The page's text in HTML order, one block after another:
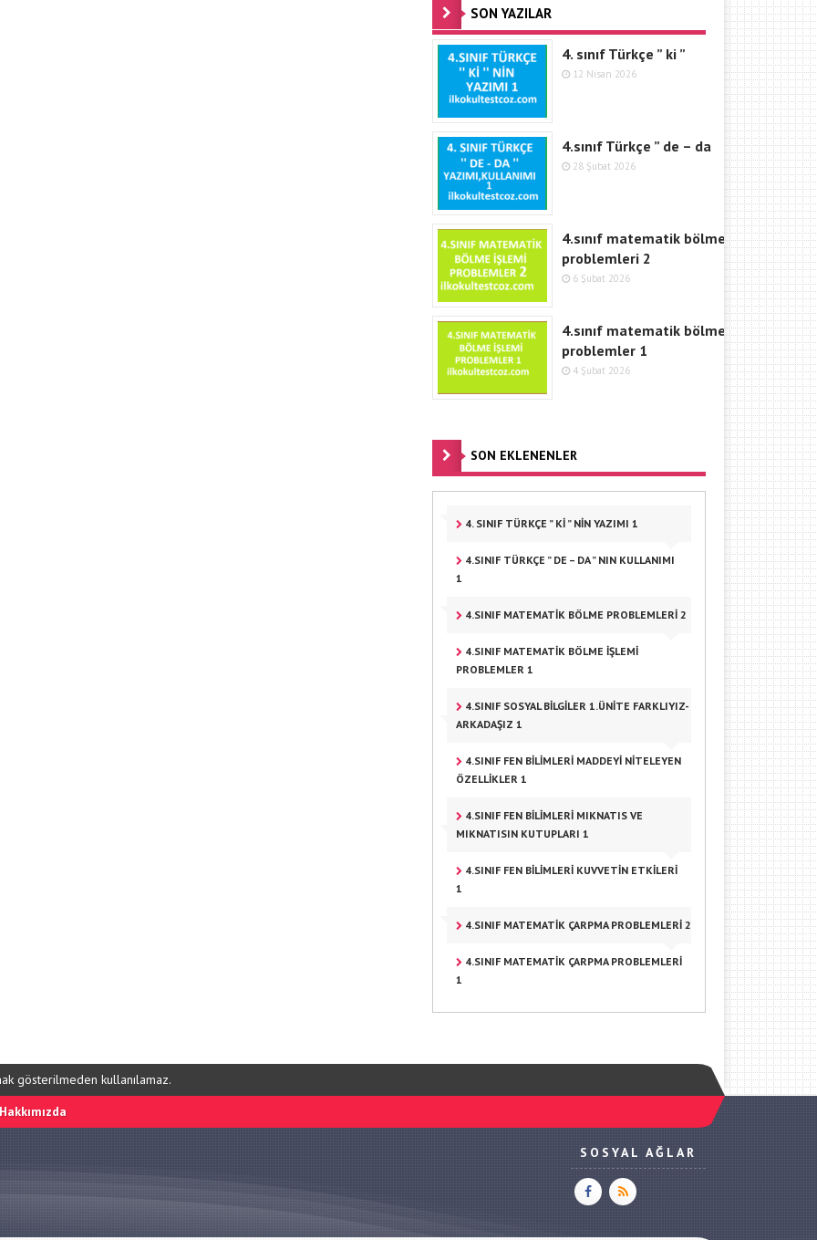
SON YAZILAR
4. sınıf Türkçe ” ki ”
12 Nisan 2026
4.sınıf Türkçe ” de – da
28 Şubat 2026
4.sınıf matematik bölme
problemleri 2
6 Şubat 2026
4.sınıf matematik bölme işlemi
problemler 1
4 Şubat 2026
SON EKLENENLER
4. SINIF TÜRKÇE ” KI ” NIN YAZIMI 1
4.SINIF TÜRKÇE ” DE – DA ” NIN KULLANIMI
1
4.SINIF MATEMATIK BÖLME PROBLEMLERI 2
4.SINIF MATEMATIK BÖLME IŞLEMI
PROBLEMLER 1
4.SINIF SOSYAL BILGILER 1.ÜNITE FARKLIYIZ-
ARKADAŞIZ 1
4.SINIF FEN BILIMLERI MADDEYI NITELEYEN
ÖZELLIKLER 1
4.SINIF FEN BILIMLERI MIKNATIS VE
MIKNATISIN KUTUPLARI 1
4.SINIF FEN BILIMLERI KUVVETIN ETKILERI
1
4.SINIF MATEMATIK ÇARPMA PROBLEMLERI 2
4.SINIF MATEMATIK ÇARPMA PROBLEMLERI
1
gösterilmeden kullanılamaz.
Hakkımızda
SOSYAL AĞLAR